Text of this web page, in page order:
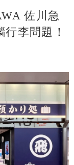
佐川急
李問題！